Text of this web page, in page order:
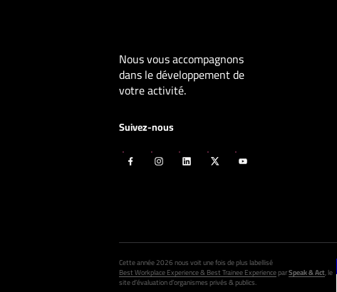
Nous vous accompagnons
dans le développement de
votre activité.
Suivez-nous
Cette année 2026 nous voit une fois de plus labellisé
Best Workplace Experience & Best Trainee ExperienceparSpeak & Act, le
site d’évaluation d’organismes privés & publics.